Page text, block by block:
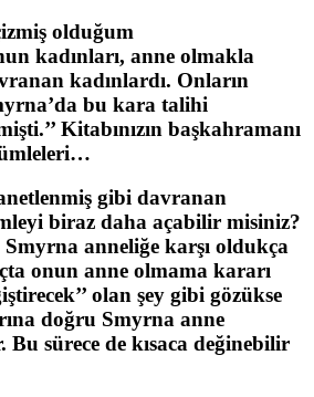
olduğum
kadınları, anne olmakla
kadınlardı. Onların
bu kara talihi
Kitabınızın başkahramanı
gibi davranan
biraz daha açabilir misiniz?
anneliğe karşı oldukça
onun anne olmama kararı
olan şey gibi gözükse
doğru Smyrna anne
Bu sürece de kısaca değinebilir